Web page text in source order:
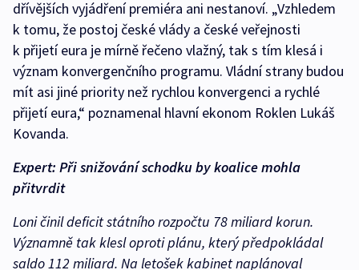
dřívějších vyjádření premiéra ani nestanoví. „Vzhledem
k tomu, že postoj české vlády a české veřejnosti
k přijetí eura je mírně řečeno vlažný, tak s tím klesá i
význam konvergenčního programu. Vládní strany budou
mít asi jiné priority než rychlou konvergenci a rychlé
přijetí eura,“ poznamenal hlavní ekonom Roklen Lukáš
Kovanda.
Expert: Při snižování schodku by koalice mohla
přitvrdit
Loni činil deficit státního rozpočtu 78 miliard korun.
Významně tak klesl oproti plánu, který předpokládal
saldo 112 miliard. Na letošek kabinet naplánoval